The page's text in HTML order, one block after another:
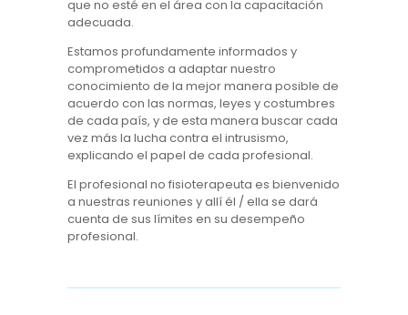
que no esté en el área con la capacitación
adecuada.
Estamos profundamente informados y
comprometidos a adaptar nuestro
conocimiento de la mejor manera posible de
acuerdo con las normas, leyes y costumbres
de cada país, y de esta manera buscar cada
vez más la lucha contra el intrusismo,
explicando el papel de cada profesional.
El profesional no fisioterapeuta es bienvenido
a nuestras reuniones y allí él / ella se dará
cuenta de sus límites en su desempeño
profesional.